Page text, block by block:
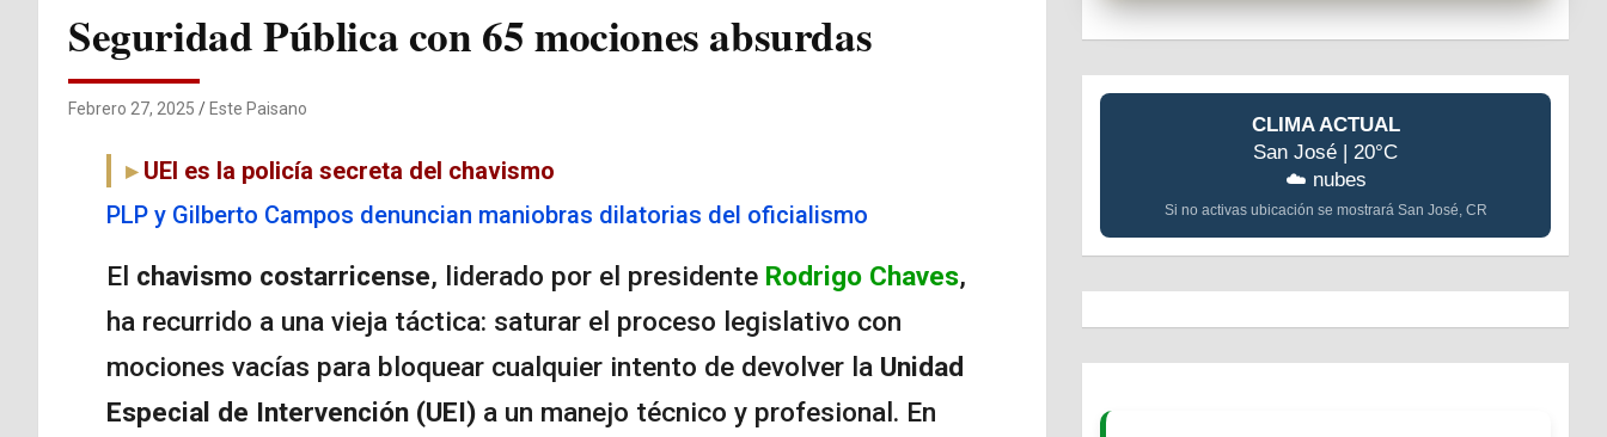
Seguridad Pública con 65 mociones absurdas
Febrero 27, 2025 Este Paisano
UEI es la policía secreta del chavismo
PLP y Gilberto Campos denuncian maniobras dilatorias del oficialismo
El chavismo costarricense, liderado por el presidente Rodrigo Chaves,
ha recurrido a una vieja táctica: saturar el proceso legislativo con
mociones vacías para bloquear cualquier intento de devolver la Unidad
Especial de Intervención (UEI)a un manejo técnico y profesional. En
CLIMA ACTUAL
San José | 20°C
☁️ nubes
Si no activas ubicación se mostrará San José, CR